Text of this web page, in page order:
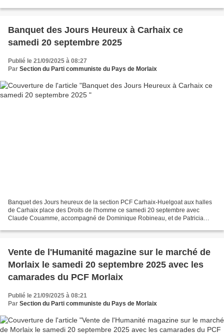
Banquet des Jours Heureux à Carhaix ce
samedi 20 septembre 2025
Publié le 21/09/2025 à 08:27
Par Section du Parti communiste du Pays de Morlaix
Banquet des Jours heureux de la section PCF Carhaix-Huelgoat aux halles
de Carhaix place des Droits de l'homme ce samedi 20 septembre avec
Claude Couamme, accompagné de Dominique Robineau, et de Patricia
Vente de l'Humanité magazine sur le marché de
Morlaix le samedi 20 septembre 2025 avec les
camarades du PCF Morlaix
Publié le 21/09/2025 à 08:21
Par Section du Parti communiste du Pays de Morlaix